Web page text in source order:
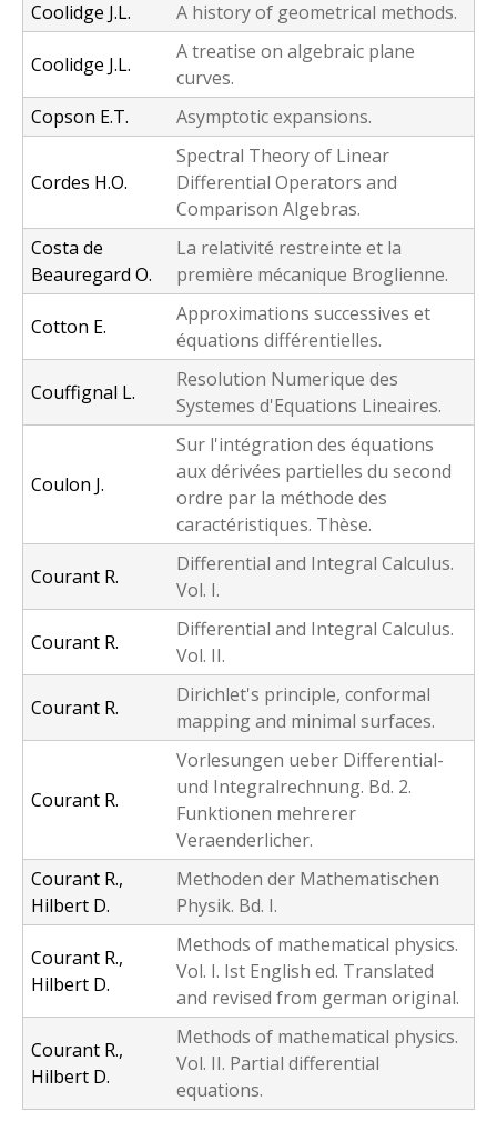
Coolidge J.L. A history of geometrical methods.
Coolidge J.L.
A treatise on algebraic plane
curves.
Copson E.T.
Asymptotic expansions.
Cordes H.O.
Spectral Theory of Linear
Differential Operators and
Comparison Algebras.
Costa de
Beauregard O.
La relativité restreinte et la
première mécanique Broglienne.
Cotton E.
Approximations successives et
équations différentielles.
Couffignal L.
Resolution Numerique des
Systemes d'Equations Lineaires.
Coulon J.
Sur l'intégration des équations
aux dérivées partielles du second
ordre par la méthode des
caractéristiques. Thèse.
Courant R.
Differential and Integral Calculus.
Vol. I.
Courant R.
Differential and Integral Calculus.
Vol. II.
Courant R.
Dirichlet's principle, conformal
mapping and minimal surfaces.
Courant R.
Vorlesungen ueber Differential-
und Integralrechnung. Bd. 2.
Funktionen mehrerer
Veraenderlicher.
Courant R.,
Hilbert D.
Methoden der Mathematischen
Physik. Bd. I.
Courant R.,
Hilbert D.
Methods of mathematical physics.
Vol. I. Ist English ed. Translated
and revised from german original.
Courant R.,
Hilbert D.
Methods of mathematical physics.
Vol. II. Partial differential
equations.